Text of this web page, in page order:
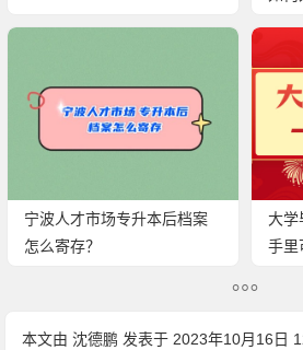
宁波人才市场专升本后档案
怎么寄存？
大学
手里
本文由沈德鹏 发表于 2023年10月16日